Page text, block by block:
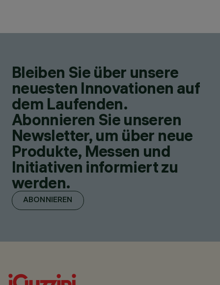
Bleiben Sie über unsere
neuesten Innovationen auf
dem Laufenden.
Abonnieren Sie unseren
Newsletter, um über neue
Produkte, Messen und
Initiativen informiert zu
werden.
ABONNIEREN